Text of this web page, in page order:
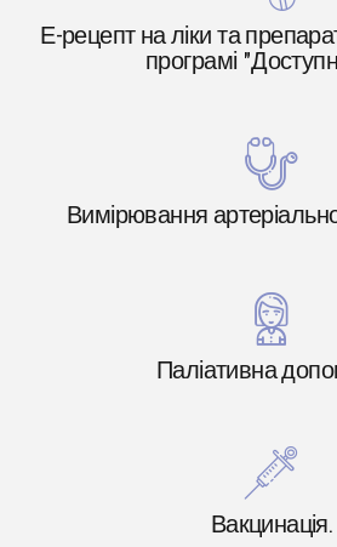
Е-рецепт на ліки та
програмі
Вимірювання
Паліативна
Вакцинація.